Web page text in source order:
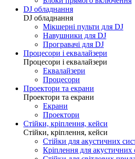
DJ обладнання
DJ обладнання
Мікшерні пульти для DJ
Навушники для DJ
Програвачі для DJ
Процесори і еквалайзери
Процесори і еквалайзери
Еквалайзери
Процесори
Проектори та екрани
Проектори та екрани
Екрани
Проектори
Стійки, кріплення, кейси
Стійки, кріплення, кейси
Стійки для акустичних
Кріплення для акустичних